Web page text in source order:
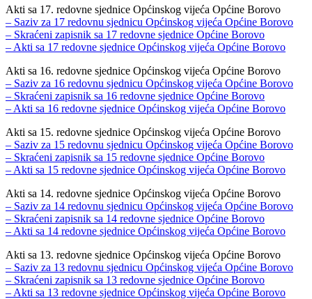
Akti sa 17. redovne sjednice Općinskog vijeća Općine Borovo
– Saziv za 17 redovnu sjednicu Općinskog vijeća Općine Borovo
– Skraćeni zapisnik sa 17 redovne sjednice Općine Borovo
– Akti sa 17 redovne sjednice Općinskog vijeća Općine Borovo
Akti sa 16. redovne sjednice Općinskog vijeća Općine Borovo
– Saziv za 16 redovnu sjednicu Općinskog vijeća Općine Borovo
– Skraćeni zapisnik sa 16 redovne sjednice Općine Borovo
– Akti sa 16 redovne sjednice Općinskog vijeća Općine Borovo
Akti sa 15. redovne sjednice Općinskog vijeća Općine Borovo
– Saziv za 15 redovnu sjednicu Općinskog vijeća Općine Borovo
– Skraćeni zapisnik sa 15 redovne sjednice Općine Borovo
– Akti sa 15 redovne sjednice Općinskog vijeća Općine Borovo
Akti sa 14. redovne sjednice Općinskog vijeća Općine Borovo
– Saziv za 14 redovnu sjednicu Općinskog vijeća Općine Borovo
– Skraćeni zapisnik sa 14 redovne sjednice Općine Borovo
– Akti sa 14 redovne sjednice Općinskog vijeća Općine Borovo
Akti sa 13. redovne sjednice Općinskog vijeća Općine Borovo
– Saziv za 13 redovnu sjednicu Općinskog vijeća Općine Borovo
– Skraćeni zapisnik sa 13 redovne sjednice Općine Borovo
– Akti sa 13 redovne sjednice Općinskog vijeća Općine Borovo